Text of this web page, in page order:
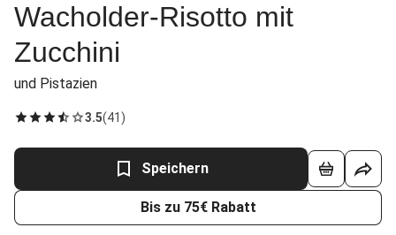
Wacholder-Risotto mit
Zucchini
und Pistazien
3.5(41 )
Speichern
Bis zu 75€ Rabatt